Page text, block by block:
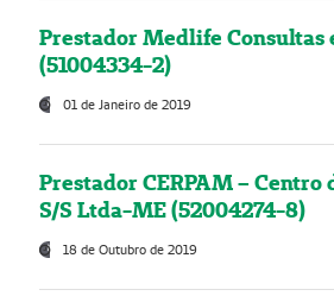
Prestador Medlife Consultas
(51004334-2)
01 de Janeiro de 2019
Prestador CERPAM – Centro
S/S Ltda-ME (52004274-8)
18 de Outubro de 2019